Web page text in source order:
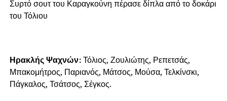
Συρτό σουτ του Καραγκούνη πέρασε δίπλα από το δοκάρι
του Τόλιου
Ηρακλής Ψαχνών:Τόλιος, Ζουλιώτης, Ρεπετσάς,
Μπακομήτρος, Παριανός, Μάτσος, Μούσα, Τελκίνσκι,
Πάγκαλος, Τσάτσος, Σέγκος.